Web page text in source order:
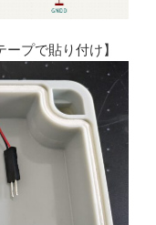
プで貼り付け】